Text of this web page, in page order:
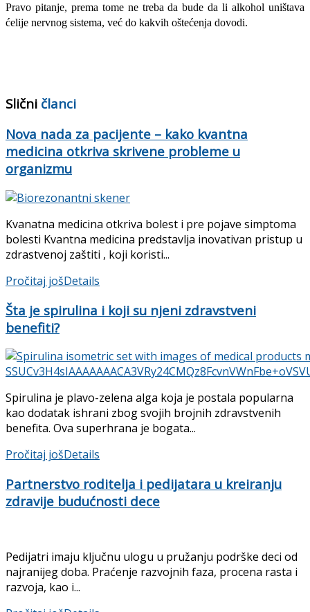
Pravo pitanje, prema tome ne treba da bude da li alkohol uništava
ćelije nervnog sistema, već do kakvih oštećenja dovodi.
Slični članci
Nova nada za pacijente – kako kvantna
medicina otkriva skrivene probleme u
organizmu
Kvanatna medicina otkriva bolest i pre pojave simptoma
bolesti Kvantna medicina predstavlja inovativan pristup u
zdrastvenoj zaštiti , koji koristi...
Pročitaj jošDetails
Šta je spirulina i koji su njeni zdravstveni
benefiti?
Spirulina je plavo-zelena alga koja je postala popularna
kao dodatak ishrani zbog svojih brojnih zdravstvenih
benefita. Ova superhrana je bogata...
Pročitaj jošDetails
Partnerstvo roditelja i pedijatara u kreiranju
zdravije budućnosti dece
Pedijatri imaju ključnu ulogu u pružanju podrške deci od
najranijeg doba. Praćenje razvojnih faza, procena rasta i
razvoja, kao i...